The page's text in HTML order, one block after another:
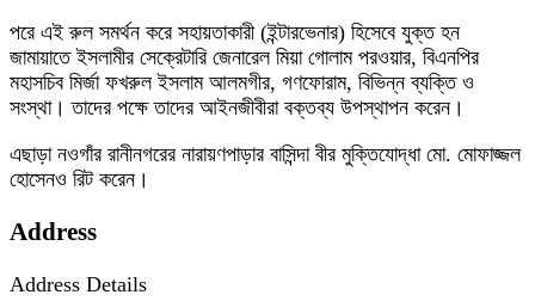
পরে এই রুল সমর্থন করে সহায়তাকারী (ইন্টারভেনার) হিসেবে যুক্ত হন
জামায়াতে ইসলামীর সেক্রেটারি জেনারেল মিয়া গোলাম পরওয়ার, বিএনপির
মহাসচিব মির্জা ফখরুল ইসলাম আলমগীর, গণফোরাম, বিভিন্ন ব্যক্তি ও
সংস্থা। তাদের পক্ষে তাদের আইনজীবীরা বক্তব্য উপস্থাপন করেন।
এছাড়া নওগাঁর রানীনগরের নারায়ণপাড়ার বাসিন্দা বীর মুক্তিযোদ্ধা মো. মোফাজ্জল
হোসেনও রিট করেন।
Address
Address Details